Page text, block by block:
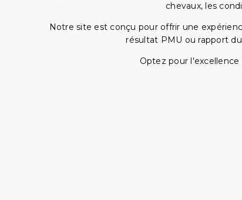
chevaux, les
Notre site est conçu pour offrir une
résultat PMU ou rapport
Optez pour